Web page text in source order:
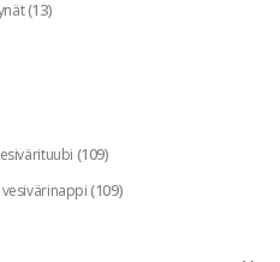
(13)
(109)
(109)